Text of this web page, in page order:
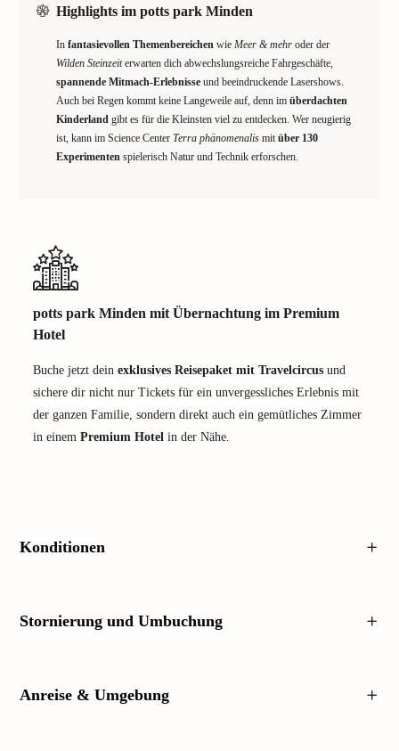
Highlights im potts park Minden
In fantasievollen Themenbereichen wie Meer & mehr oder der
Wilden Steinzeiterwarten dich abwechslungsreiche Fahrgeschäfte,
spannende Mitmach-Erlebnisse und beeindruckende Lasershows.
Auch bei Regen kommt keine Langeweile auf, denn im überdachten
Kinderland gibt es für die Kleinsten viel zu entdecken. Wer neugierig
ist, kann im Science Center Terra phänomenalis mitüber 130
Experimenten spielerisch Natur und Technik erforschen.
potts park Minden mit Übernachtung im Premium
Hotel
Buche jetzt dein exklusives Reisepaket mit Travelcircus und
sichere dir nicht nur Tickets für ein unvergessliches Erlebnis mit
der ganzen Familie, sondern direkt auch ein gemütliches Zimmer
in einem Premium Hotel in der Nähe.
Konditionen
Stornierung und Umbuchung
Anreise & Umgebung